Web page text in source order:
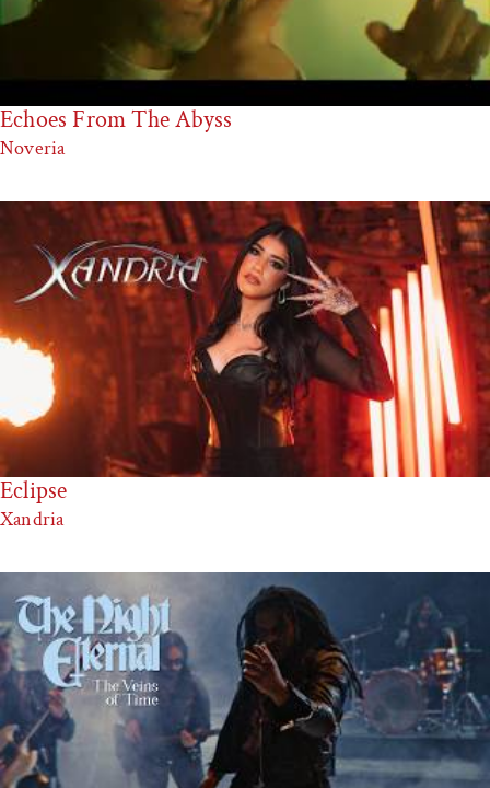
Echoes From The Abyss
Noveria
Eclipse
Xandria